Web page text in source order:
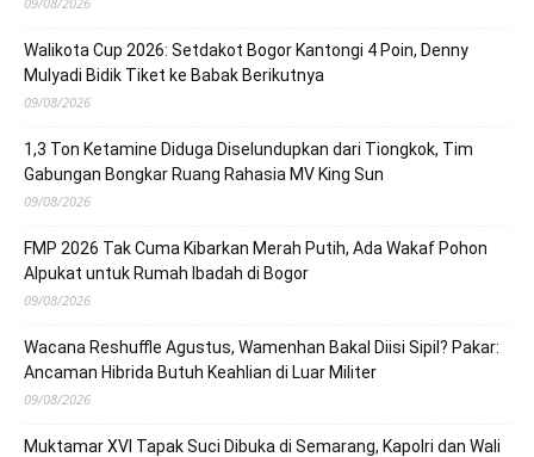
Walikota Cup 2026: Setdakot Bogor Kantongi 4 Poin, Denny
Mulyadi Bidik Tiket ke Babak Berikutnya
09/08/2026
1,3 Ton Ketamine Diduga Diselundupkan dari Tiongkok, Tim
Gabungan Bongkar Ruang Rahasia MV King Sun
09/08/2026
FMP 2026 Tak Cuma Kibarkan Merah Putih, Ada Wakaf Pohon
Alpukat untuk Rumah Ibadah di Bogor
09/08/2026
Wacana Reshuffle Agustus, Wamenhan Bakal Diisi Sipil? Pakar:
Ancaman Hibrida Butuh Keahlian di Luar Militer
09/08/2026
Muktamar XVI Tapak Suci Dibuka di Semarang, Kapolri dan Wali